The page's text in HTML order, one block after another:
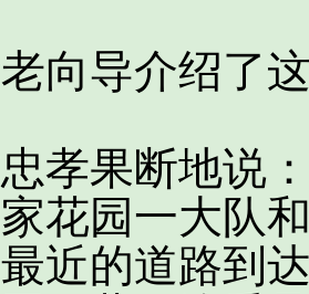
导介绍了这
果断地说：
花园一大队
近的道路到